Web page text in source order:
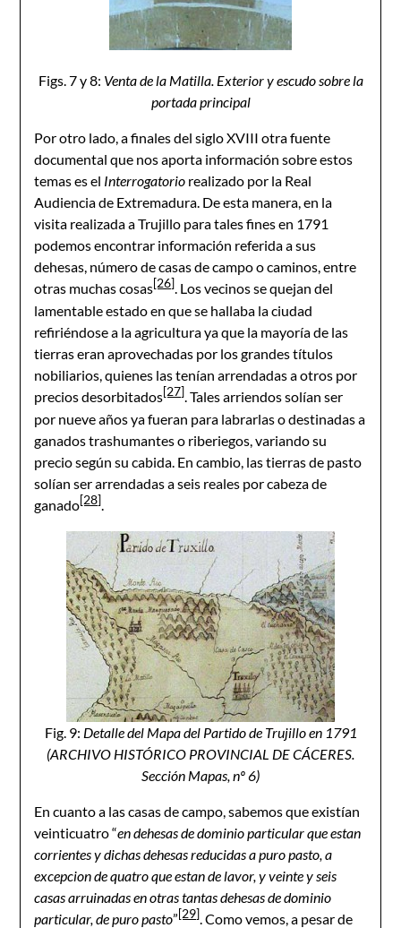
Figs. 7 y 8: Venta de la Matilla. Exterior y escudo sobre la
portada principal
Por otro lado, a finales del siglo XVIII otra fuente
documental que nos aporta información sobre estos
temas es el Interrogatorio realizado por la Real
Audiencia de Extremadura. De esta manera, en la
visita realizada a Trujillo para tales fines en 1791
podemos encontrar información referida a sus
dehesas, número de casas de campo o caminos, entre
otras muchas cosas[26]. Los vecinos se quejan del
lamentable estado en que se hallaba la ciudad
refiriéndose a la agricultura ya que la mayoría de las
tierras eran aprovechadas por los grandes títulos
nobiliarios, quienes las tenían arrendadas a otros por
precios desorbitados[27]. Tales arriendos solían ser
por nueve años ya fueran para labrarlas o destinadas a
ganados trashumantes o riberiegos, variando su
precio según su cabida. En cambio, las tierras de pasto
solían ser arrendadas a seis reales por cabeza de
ganado[28].
Fig. 9: Detalle del Mapa del Partido de Trujillo en 1791
(ARCHIVO HISTÓRICO PROVINCIAL DE CÁCERES.
Sección Mapas, nº 6)
En cuanto a las casas de campo, sabemos que existían
veinticuatro “en dehesas de dominio particular que estan
corrientes y dichas dehesas reducidas a puro pasto, a
excepcion de quatro que estan de lavor, y veinte y seis
casas arruinadas en otras tantas dehesas de dominio
particular, de puro pasto”[29]. Como vemos, a pesar de